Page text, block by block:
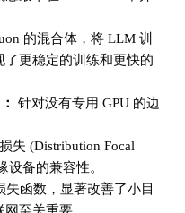
的混合体，将 LLM 训
更稳定的训练和更快的
针对没有专用 GPU 的边
失 (Distribution Focal
设备的兼容性。
失函数，显著改善了小目